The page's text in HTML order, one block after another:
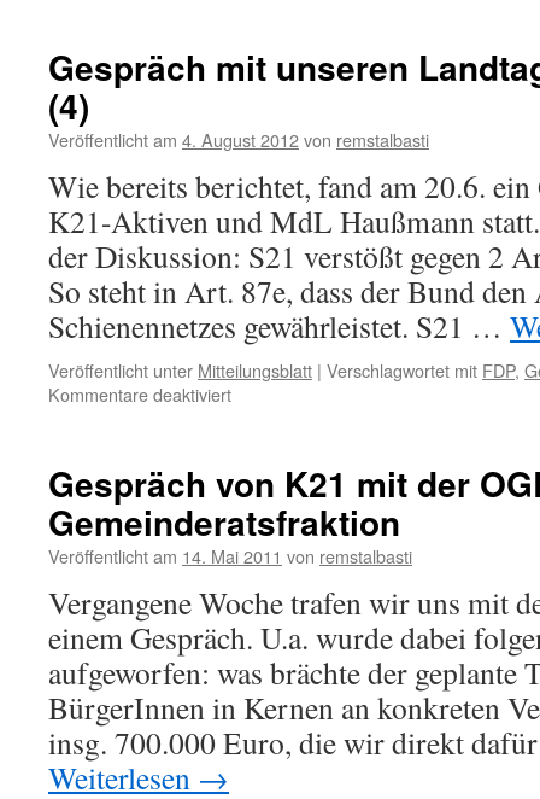
Gespräch mit unseren
(4)
Veröffentlicht am 4. August 2012von remstalbasti
Wie bereits berichtet, fand am 20.6. ein
K21-Aktiven und MdL Haußmann
der Diskussion: S21 verstößt gegen 2
So steht in Art. 87e, dass der Bund den
Schienennetzes gewährleistet. S21 …
Veröffentlicht unter Mitteilungsblatt | Verschlagwortet mit FDP,
Kommentare deaktiviertfür
Landtagsabgeordneten
(4)
Gespräch von K21 mit der
Gemeinderatsfraktion
Veröffentlicht am 14. Mai 2011 von remstalbasti
Vergangene Woche trafen wir uns mit
einem Gespräch. U.a. wurde dabei
aufgeworfen: was brächte der geplante
BürgerInnen in Kernen an konkreten
insg. 700.000 Euro, die wir direkt
Weiterlesen →